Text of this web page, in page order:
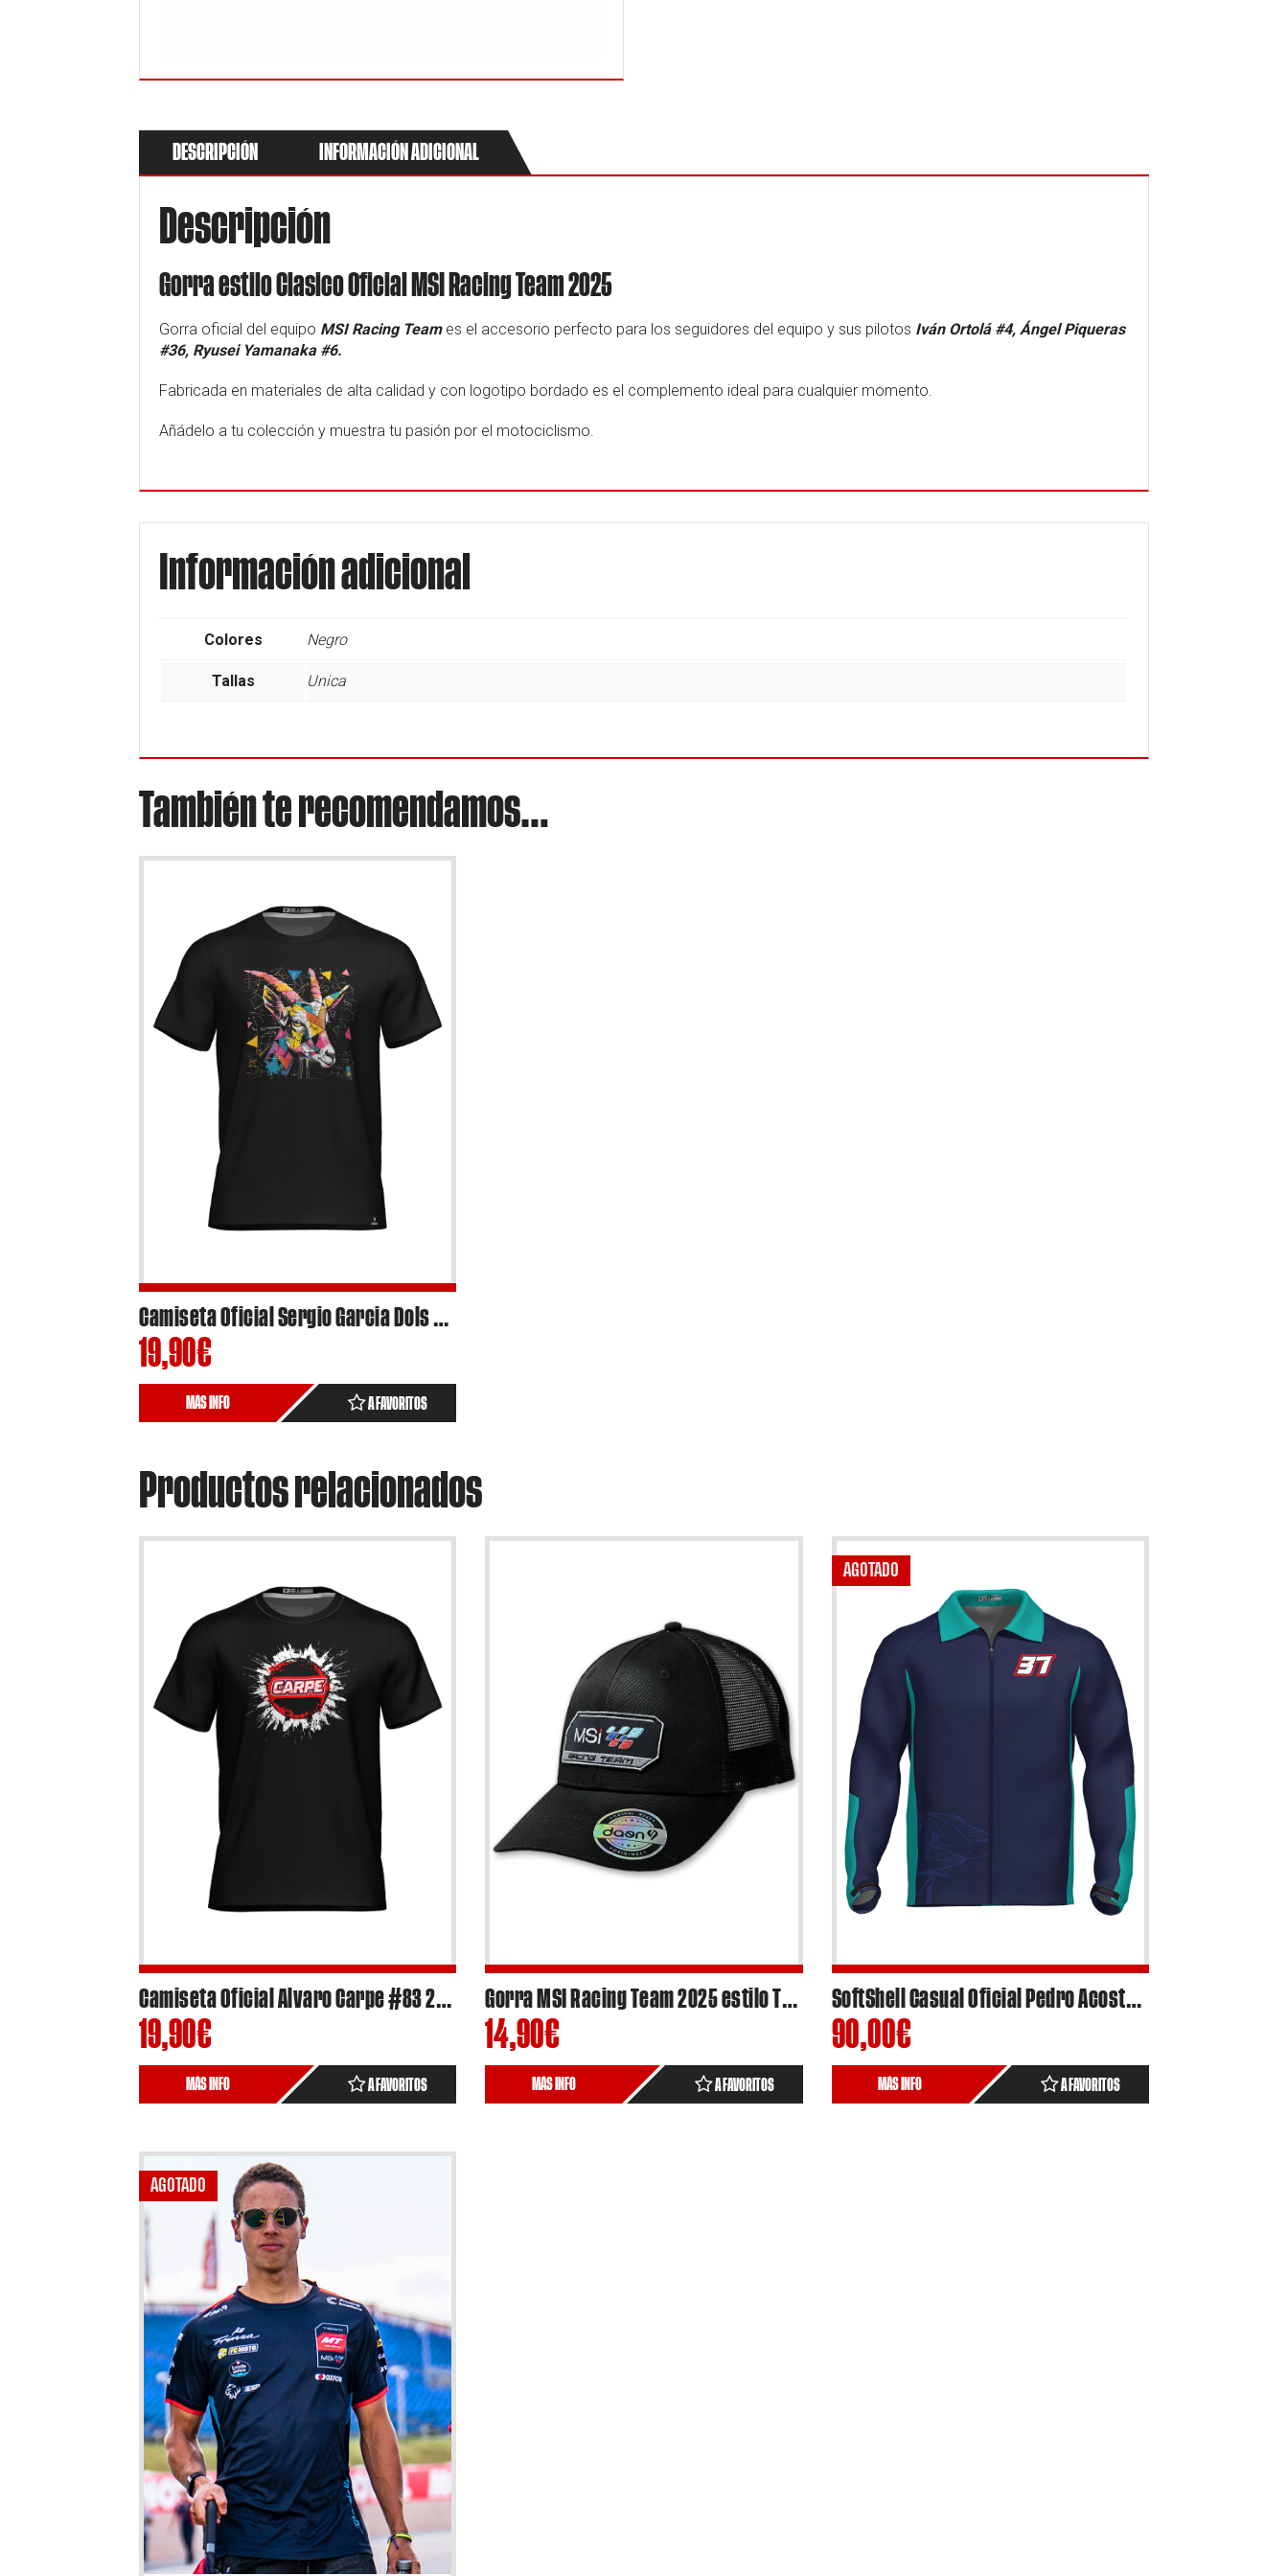
DESCRIPCIÓN INFORMACIÓN ADICIONAL
Descripción
Gorra estilo Clasico Oficial MSI Racing Team 2025
Gorra oficial del equipo MSI Racing Team es el accesorio perfecto para los seguidores del equipo y sus pilotos Iván Ortolá #4, Ángel Piqueras
#36, Ryusei Yamanaka #6.
Fabricada en materiales de alta calidad y con logotipo bordado es el complemento ideal para cualquier momento.
Añádelo a tu colección y muestra tu pasión por el motociclismo.
Información adicional
Colores Negro
Tallas Unica
También te recomendamos…
Camiseta Oficial Sergio Garcia Dols #03 Moto2 2024 – Ref.SG2403
19,90€
MÁS INFO A FAVORITOS
Productos relacionados
Camiseta Oficial Alvaro Carpe #83 2024 – Ref.AC-C2402
19,90€
MÁS INFO A FAVORITOS
Gorra MSI Racing Team 2025 estilo Trucker/Rejilla
14,90€
MÁS INFO A FAVORITOS
AGOTADO
SoftShell Casual Oficial Pedro Acosta 2023 sublimado 100% Poliéster
90,00€
MÁS INFO A FAVORITOS
AGOTADO